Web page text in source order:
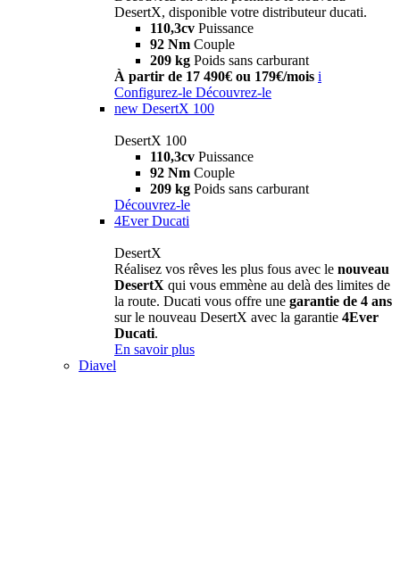
DesertX, disponible votre distributeur ducati.
110,3cv Puissance
92 Nm Couple
209 kg Poids sans carburant
À partir de 17 490€ ou 179€/mois i
Configurez-le Découvrez-le
new DesertX 100
DesertX 100
110,3cv Puissance
92 Nm Couple
209 kg Poids sans carburant
Découvrez-le
4Ever Ducati
DesertX
Réalisez vos rêves les plus fous avec le nouveau
DesertX qui vous emmène au delà des limites de
la route. Ducati vous offre une garantie de 4 ans
sur le nouveau DesertX avec la garantie 4Ever
Ducati.
En savoir plus
Diavel